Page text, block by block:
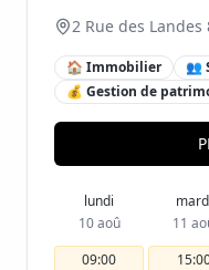
2 Rue des Landes
🏠 Immobilier 👥
💰 Gestion de
lundi
10 aoû
09:00
11